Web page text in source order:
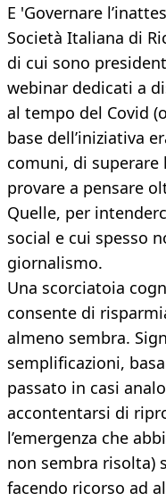
E 'Governare
Società Italiana di
di cui sono
webinar dedicati a
al tempo del Covid
base dell’iniziativa
comuni, di superare
provare a pensare
Quelle, per
social e cui spesso
giornalismo.
Una scorciatoia
consente di
almeno sembra.
semplificazioni,
passato in casi
accontentarsi di
l’emergenza che
non sembra risolta)
facendo ricorso ad